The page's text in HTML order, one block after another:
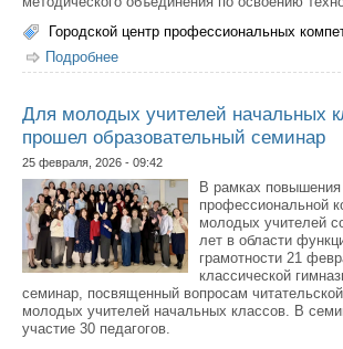
Городской центр профессиональных
Подробнее
внеурочной деятельности
Для молодых учителей начальных
прошел образовательный семинар
25 февраля, 2026 - 09:42
В рамках повышения
профессиональной
молодых учителей
лет в области
грамотности 21
классической
семинар, посвященный вопросам
молодых учителей начальных классов. В
участие 30 педагогов.